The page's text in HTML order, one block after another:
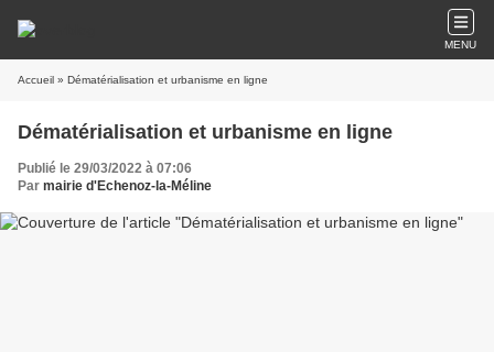
MENU
Accueil » Dématérialisation et urbanisme en ligne
Dématérialisation et urbanisme en ligne
Publié le 29/03/2022 à 07:06
Par mairie d'Echenoz-la-Méline